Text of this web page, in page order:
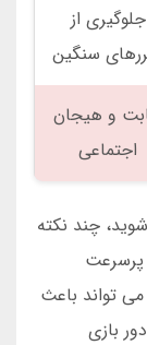
جلوگیری از
سنگین
و هیجان
اجتماعی
انفجار بت 20 موفق شوید، چند نکته
پرسرعت
تواند باعث
بازی